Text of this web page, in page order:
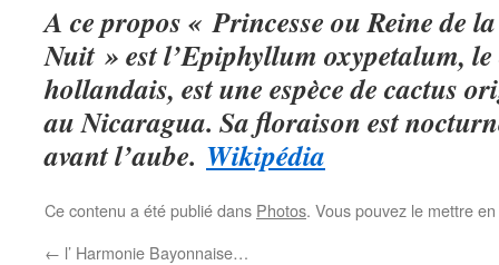
A ce propos « Princesse ou Reine de
Nuit » est l’Epiphyllum oxypetalum, le
hollandais, est une espèce de cactus
au Nicaragua. Sa floraison est
avant l’aube. Wikipédia
Ce contenu a été publié dans Photos. Vous pouvez le mettre
← l’ Harmonie Bayonnaise…